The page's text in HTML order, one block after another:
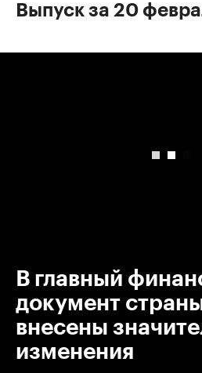
Выпуск за 20
В главный
документ
внесены
изменения